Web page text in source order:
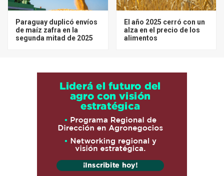
Paraguay duplicó envíos
de maíz zafra en la
segunda mitad de 2025
El año 2025 cerró con un
alza en el precio de los
alimentos